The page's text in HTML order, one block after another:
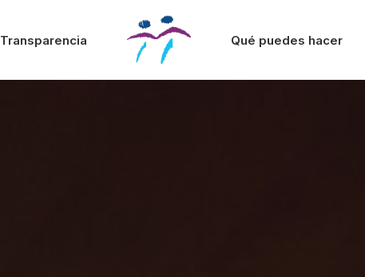
Transparencia Qué puedes hacer